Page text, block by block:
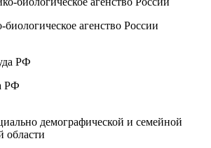
агенство России
РФ